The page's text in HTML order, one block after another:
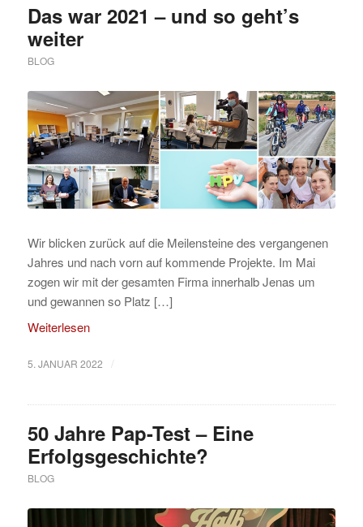
Das war 2021 – und so geht’s
weiter
BLOG
Wir blicken zurück auf die Meilensteine des vergangenen
Jahres und nach vorn auf kommende Projekte. Im Mai
zogen wir mit der gesamten Firma innerhalb Jenas um
und gewannen so Platz […]
Weiterlesen
5. JANUAR 2022 /
50 Jahre Pap-Test – Eine
Erfolgsgeschichte?
BLOG